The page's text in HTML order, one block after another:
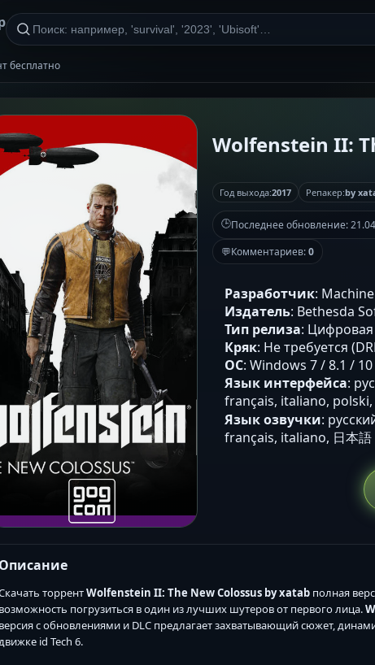
бесплатно
Wolfenstein II:
Год выхода:2017 Репакер:by
🕒Последнее обновление:
💬Комментариев:0
Разработчик:
Издатель: Bethesda
Тип релиза: Цифровая
Кряк: Не требуется
ОС: Windows 7 / 8.1 /
Язык интерфейса:
français, italiano, polski,
Язык озвучки:
français, italiano, 日本語
Описание
торрентWolfenstein II: The New Colossus by xatab полная
возможность погрузиться в один из лучших шутеров от первого лица.
версия с обновлениями и DLC предлагает захватывающий сюжет,
id Tech 6.